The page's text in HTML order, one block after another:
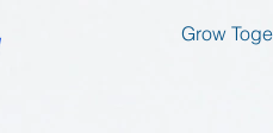
Grow